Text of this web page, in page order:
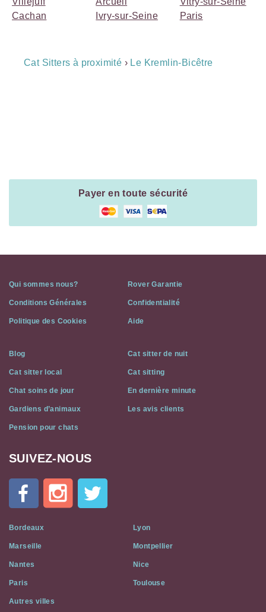
Cachan
Ivry-sur-Seine
Paris
Breadcrumb
Cat Sitters à proximité › Le Kremlin-Bicêtre
Payer en toute sécurité
Qui sommes nous? Rover Garantie
Conditions Générales Confidentialité
Politique des Cookies Aide
Blog Cat sitter de nuit
Cat sitter local Cat sitting
Chat soins de jour En dernière minute
Gardiens d’animaux Les avis clients
Pension pour chats
Cat
Flat
Social
Media
SUIVEZ-NOUS
Bordeaux Lyon
Marseille Montpellier
Nantes Nice
Paris Toulouse
Autres villes